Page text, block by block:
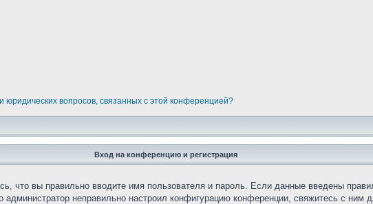
юридических вопросов, связанных с этой конференцией?
Вход на конференцию и регистрация
что вы правильно вводите имя пользователя и пароль. Если данные введены
неправильно настроил конфигурацию конференции, свяжитесь с ним